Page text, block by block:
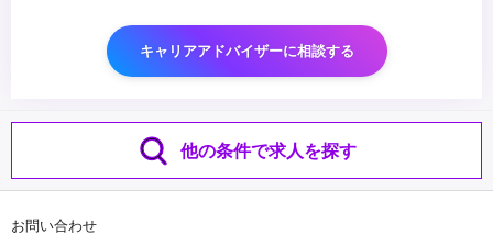
キャリアアドバイザーに相談する
他の条件で求人を探す
お問い合わせ